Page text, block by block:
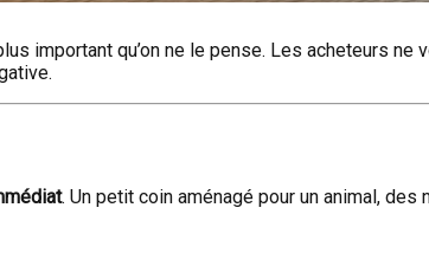
important qu’on ne le pense. Les acheteurs ne
. Un petit coin aménagé pour un animal,